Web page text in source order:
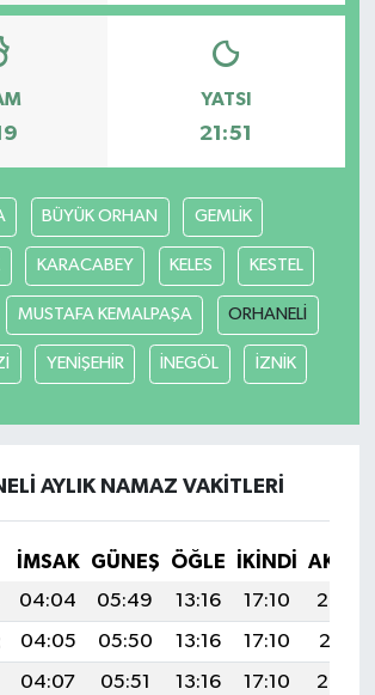
YATSI
21:51
BÜYÜK ORHAN GEMLİK
KARACABEY KELES KESTEL
MUSTAFA KEMALPAŞA ORHANELİ
YENİŞEHİR İNEGÖL İZNİK
AYLIK NAMAZ VAKITLERI
İMSAK GÜNEŞ ÖĞLE İKINDI
04:04 05:49 13:16 17:10
20:32
04:05 05:50 13:16 17:10
20:31
04:07 05:51 13:16 17:10
20:30